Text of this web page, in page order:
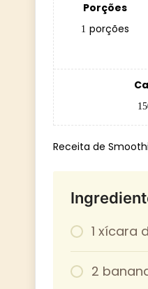
Porções
1 porções
Receita de
1 xícara
2